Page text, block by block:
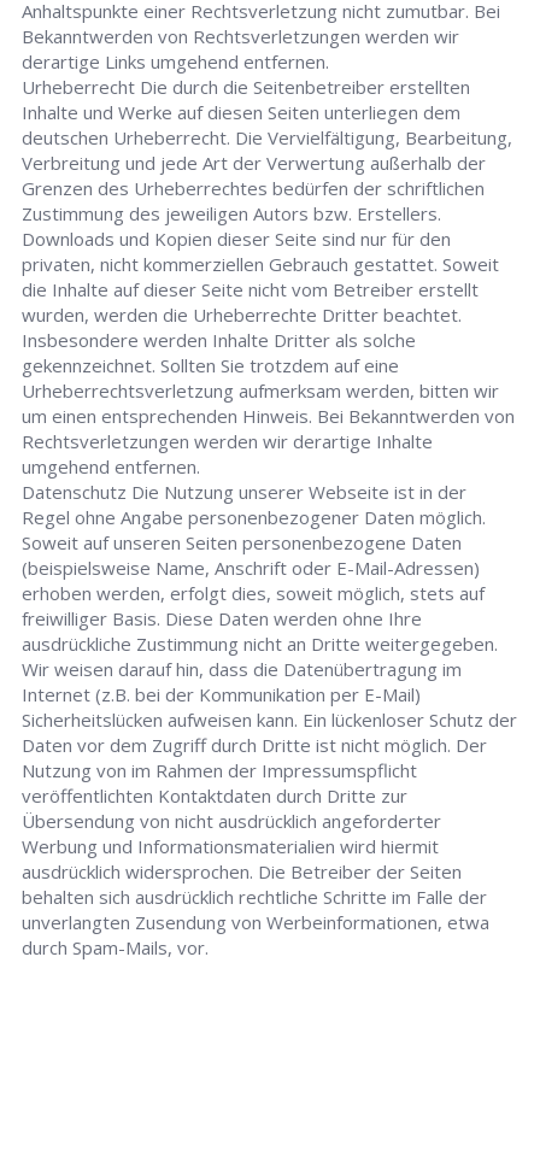
Anhaltspunkte einer Rechtsverletzung nicht zumutbar. Bei
Bekanntwerden von Rechtsverletzungen werden wir
derartige Links umgehend entfernen.
Urheberrecht Die durch die Seitenbetreiber erstellten
Inhalte und Werke auf diesen Seiten unterliegen dem
deutschen Urheberrecht. Die Vervielfältigung, Bearbeitung,
Verbreitung und jede Art der Verwertung außerhalb der
Grenzen des Urheberrechtes bedürfen der schriftlichen
Zustimmung des jeweiligen Autors bzw. Erstellers.
Downloads und Kopien dieser Seite sind nur für den
privaten, nicht kommerziellen Gebrauch gestattet. Soweit
die Inhalte auf dieser Seite nicht vom Betreiber erstellt
wurden, werden die Urheberrechte Dritter beachtet.
Insbesondere werden Inhalte Dritter als solche
gekennzeichnet. Sollten Sie trotzdem auf eine
Urheberrechtsverletzung aufmerksam werden, bitten wir
um einen entsprechenden Hinweis. Bei Bekanntwerden von
Rechtsverletzungen werden wir derartige Inhalte
umgehend entfernen.
Datenschutz Die Nutzung unserer Webseite ist in der
Regel ohne Angabe personenbezogener Daten möglich.
Soweit auf unseren Seiten personenbezogene Daten
(beispielsweise Name, Anschrift oder E-Mail-Adressen)
erhoben werden, erfolgt dies, soweit möglich, stets auf
freiwilliger Basis. Diese Daten werden ohne Ihre
ausdrückliche Zustimmung nicht an Dritte weitergegeben.
Wir weisen darauf hin, dass die Datenübertragung im
Internet (z.B. bei der Kommunikation per E-Mail)
Sicherheitslücken aufweisen kann. Ein lückenloser Schutz der
Daten vor dem Zugriff durch Dritte ist nicht möglich. Der
Nutzung von im Rahmen der Impressumspflicht
veröffentlichten Kontaktdaten durch Dritte zur
Übersendung von nicht ausdrücklich angeforderter
Werbung und Informationsmaterialien wird hiermit
ausdrücklich widersprochen. Die Betreiber der Seiten
behalten sich ausdrücklich rechtliche Schritte im Falle der
unverlangten Zusendung von Werbeinformationen, etwa
durch Spam-Mails, vor.